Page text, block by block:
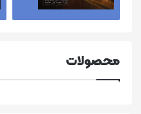
محصولات